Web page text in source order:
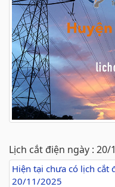
Lịch cắt điện ngày : 20/
Hiện tại chưa có lịch cắt
20/11/2025